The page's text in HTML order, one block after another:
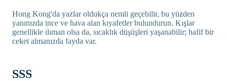
Hong Kong'da yazlar oldukça nemli geçebilir, bu yüzden
yanınızda ince ve hava alan kıyafetler bulundurun. Kışlar
genellikle ılıman olsa da, sıcaklık düşüşleri yaşanabilir; hafif bir
ceket almanızda fayda var.
SSS